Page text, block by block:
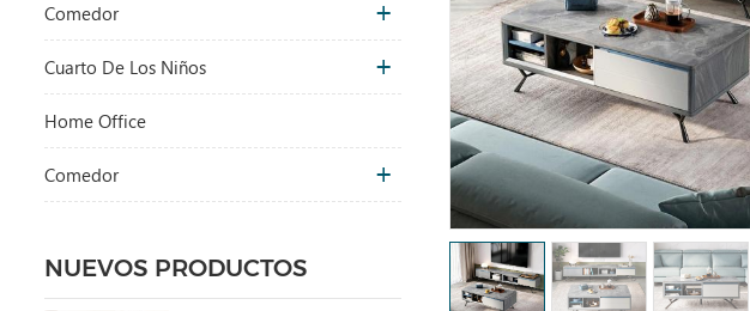
Comedor
Cuarto De Los Niños
Home Office
Comedor
NUEVOS PRODUCTOS